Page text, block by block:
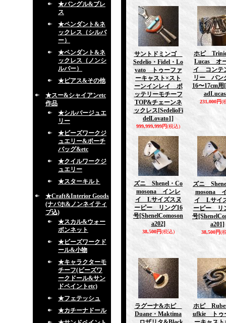
★バングル&ブレ
ス
★ペンダント&ネ
ックレス（シルバ
ー）
★ペンダント&ネ
ックレス（ノンシ
ルバー）
★ピアス&その他
★スー&シャイアンetc
作品
★シルバージュエ
リー
★ビーズワークジ
ュエリー&ポーチ
バッグ&etc
★クイルワークジ
ュエリー
★スターキルト
★Craft&Interior Goods
(ナバホ&ノンネイティ
ブ込)
★スカル&ウォー
ボンネット
★ビーズワークド
ール&小物
★キャラクターモ
チーフ(ビーズワ
ークドール&サン
ドペイントetc)
★フェテッシュ
★カチーナドール
サントドミンゴ
Sedelio・Fidel・Lo
vato トゥーファ
ーキャスト×スト
ーンインレイ ポ
ッテリーモチーフ
TOP&チェーンネ
ックレス [SedelioFi
delLovato1]
999,999,999円(税込)
ホピ
Lucas オ
イ コンテ
リー バン
16〜17cm用
231,000円(
ズニ Shenel・Co
mosona インレ
イ Lサイズスヌ
ーピー リング16
号[ShenelComoson
a202]
38,500円(税込)
ズニ
mosona
イ Lサイ
ーピー リ
号
a201]
38,500円(
ラグーナ&ホピ
Duane・Maktima
ホピ
ufkie トゥ